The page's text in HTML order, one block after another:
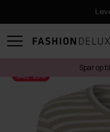
Spar op
SALE -25%